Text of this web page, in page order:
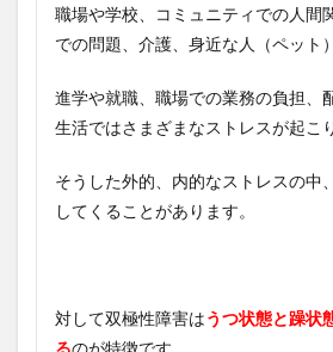
職場や学校、コミュニティでの人間
での問題、介護、身近な人（ペット
進学や就職、職場での業務の負担、
生活ではさまざまなストレスが起こ
そうした外的、内的なストレスの中
してくることがあります。
対して双極性障害はうつ状態と躁状